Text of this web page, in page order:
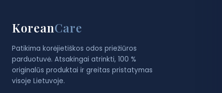
KoreanCare
Patikima korėjietiškos odos priežiūros
parduotuvė. Atsakingai atrinkti, 100 %
originalūs produktai ir greitas pristatymas
visoje Lietuvoje.